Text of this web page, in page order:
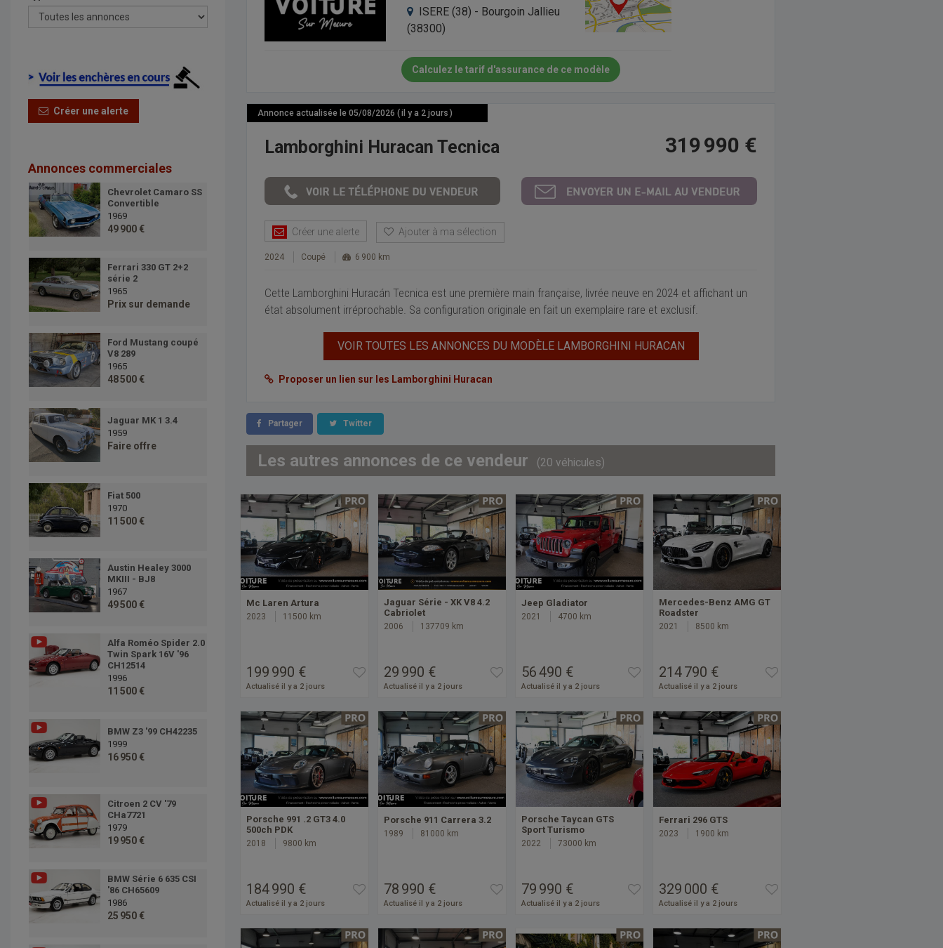
Créer une alerte
Annonces commerciales
Chevrolet Camaro SS
Convertible
1969
49 900 €
Ferrari 330 GT 2+2
série 2
1965
Prix sur demande
Ford Mustang coupé
V8 289
1965
48 500 €
Jaguar MK 1 3.4
1959
Faire offre
Fiat 500
1970
11 500 €
Austin Healey 3000
MKIII - BJ8
1967
49 500 €
Alfa Roméo Spider 2.0
Twin Spark 16V '96
CH12514
1996
11 500 €
BMW Z3 '99 CH42235
1999
16 950 €
Citroen 2 CV '79
CHa7721
1979
19 950 €
BMW Série 6 635 CSI
'86 CH65609
1986
25 950 €
ISERE (38) - Bourgoin Jallieu
(38300)
Calculez le tarif d'assurance de ce modèle
Annonce actualisée le 05/08/2026 ( il y a 2 jours )
Lamborghini Huracan Tecnica 319 990 €
Créer une alerte Ajouter à ma sélection
2024 Coupé 6 900 km
Cette Lamborghini Huracán Tecnica est une première main française, livrée neuve en 2024 et affichant un
état absolument irréprochable. Sa configuration originale en fait un exemplaire rare et exclusif.
VOIR TOUTES LES ANNONCES DU MODÈLE LAMBORGHINI HURACAN
Proposer un lien sur les Lamborghini Huracan
Partager Twitter
Les autres annonces de ce vendeur (20 véhicules)
Mc Laren Artura
2023 11500 km
199 990 €
Actualisé il y a 2 jours
Jaguar Série - XK V8 4.2
Cabriolet
2006 137709 km
29 990 €
Actualisé il y a 2 jours
Jeep Gladiator
2021 4700 km
56 490 €
Actualisé il y a 2 jours
Mercedes-Benz AMG GT
Roadster
2021 8500 km
214 790 €
Actualisé il y a 2 jours
Porsche 991 .2 GT3 4.0
500ch PDK
2018 9800 km
184 990 €
Actualisé il y a 2 jours
Porsche 911 Carrera 3.2
1989 81000 km
78 990 €
Actualisé il y a 2 jours
Porsche Taycan GTS
Sport Turismo
2022 73000 km
79 990 €
Actualisé il y a 2 jours
Ferrari 296 GTS
2023 1900 km
329 000 €
Actualisé il y a 2 jours